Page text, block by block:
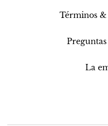
Términos
La